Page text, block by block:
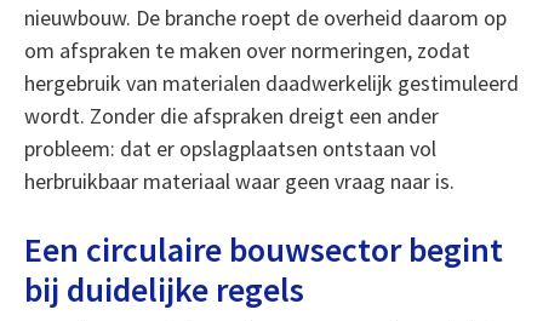
nieuwbouw. De branche roept de overheid daarom op
om afspraken te maken over normeringen, zodat
hergebruik van materialen daadwerkelijk gestimuleerd
wordt. Zonder die afspraken dreigt een ander
probleem: dat er opslagplaatsen ontstaan vol
herbruikbaar materiaal waar geen vraag naar is.
Een circulaire bouwsector begint
bij duidelijke regels